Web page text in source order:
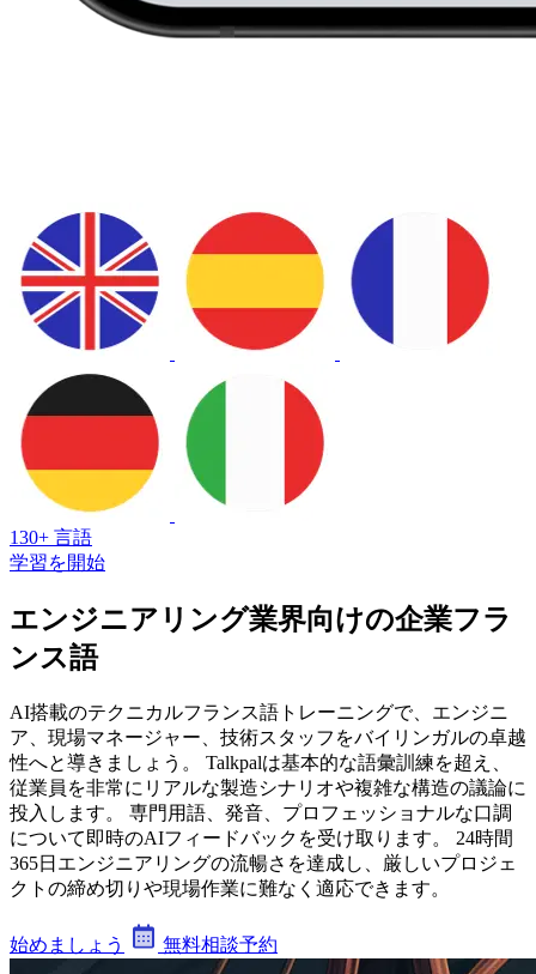
130+ 言語
学習を開始
エンジニアリング業界向けの企業フラ
ンス語
AI搭載のテクニカルフランス語トレーニングで、エンジニ
ア、現場マネージャー、技術スタッフをバイリンガルの卓越
性へと導きましょう。 Talkpalは基本的な語彙訓練を超え、
従業員を非常にリアルな製造シナリオや複雑な構造の議論に
投入します。 専門用語、発音、プロフェッショナルな口調
について即時のAIフィードバックを受け取ります。 24時間
365日エンジニアリングの流暢さを達成し、厳しいプロジェ
クトの締め切りや現場作業に難なく適応できます。
始めましょう 無料相談予約